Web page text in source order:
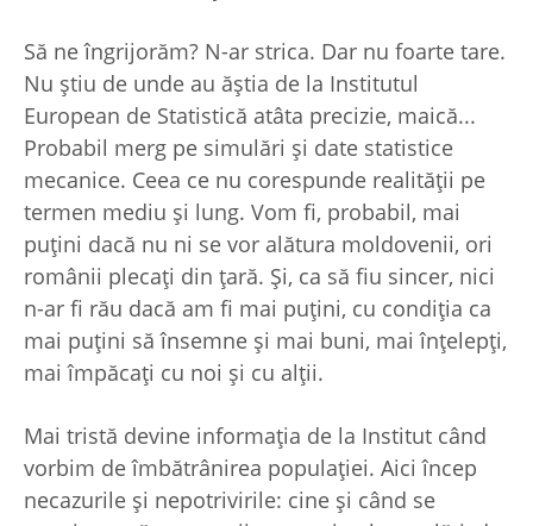
Să ne îngrijorăm? N-ar strica. Dar nu foarte tare.
Nu ştiu de unde au ăştia de la Institutul
European de Statistică atâta precizie, maică...
Probabil merg pe simulări şi date statistice
mecanice. Ceea ce nu corespunde realităţii pe
termen mediu şi lung. Vom fi, probabil, mai
puţini dacă nu ni se vor alătura moldovenii, ori
românii plecaţi din ţară. Şi, ca să fiu sincer, nici
n-ar fi rău dacă am fi mai puţini, cu condiţia ca
mai puţini să însemne şi mai buni, mai înţelepţi,
mai împăcaţi cu noi şi cu alţii.
Mai tristă devine informaţia de la Institut când
vorbim de îmbătrânirea populaţiei. Aici încep
necazurile şi nepotrivirile: cine şi când se